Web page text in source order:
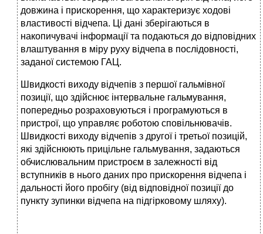
довжина і прискорення, що характеризує ходові
властивості відчепа. Ці дані зберігаються в
накопичувачі інформації та подаються до відповідних
влаштування в міру руху відчепа в послідовності,
заданої системою ГАЦ.
Швидкості виходу відчепів з першої гальмівної
позиції, що здійснює інтервальне гальмування,
попередньо розраховуються і програмуються в
пристрої, що управляє роботою сповільнювачів.
Швидкості виходу відчепів з другої і третьої позицій,
які здійснюють прицільне гальмування, задаються
обчислювальним пристроєм в залежності від
вступників в нього даних про прискорення відчепа і
дальності його пробігу (від відповідної позиції до
пункту зупинки відчепа на підгірковому шляху).